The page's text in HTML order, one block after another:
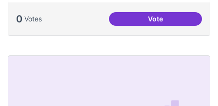
0 Votes VoteCasal de Barri